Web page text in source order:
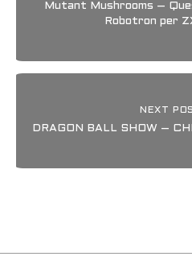
Mutant Mushrooms –
Robotron per
NEXT
DRAGON BALL SHOW –